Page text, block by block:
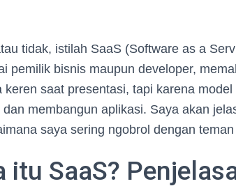
tidak, istilah SaaS (Software as a
pemilik bisnis maupun developer,
keren saat presentasi, tapi karena
dan membangun aplikasi. Saya akan
saya sering ngobrol dengan
itu SaaS?